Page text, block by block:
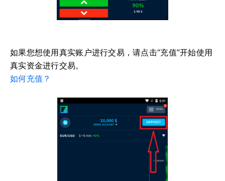
如果您想使用真实账户进行交易，请点击“充值”开始使用
真实资金进行交易。
如何充值？